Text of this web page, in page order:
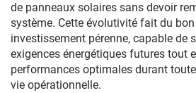
de panneaux solaires sans devoir
système. Cette évolutivité fait du
investissement pérenne, capable de
exigences énergétiques futures tout
performances optimales durant
vie opérationnelle.